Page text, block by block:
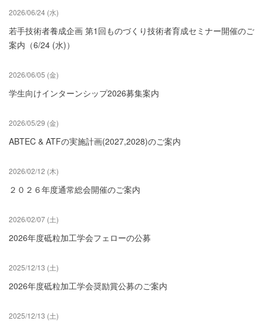
2026/06/24 (水)
若手技術者養成企画 第1回ものづくり技術者育成セミナー開催のご
案内（6/24 (水)）
2026/06/05 (金)
学生向けインターンシップ2026募集案内
2026/05/29 (金)
ABTEC & ATFの実施計画(2027,2028)のご案内
2026/02/12 (木)
２０２６年度通常総会開催のご案内
2026/02/07 (土)
2026年度砥粒加工学会フェローの公募
2025/12/13 (土)
2026年度砥粒加工学会奨励賞公募のご案内
2025/12/13 (土)